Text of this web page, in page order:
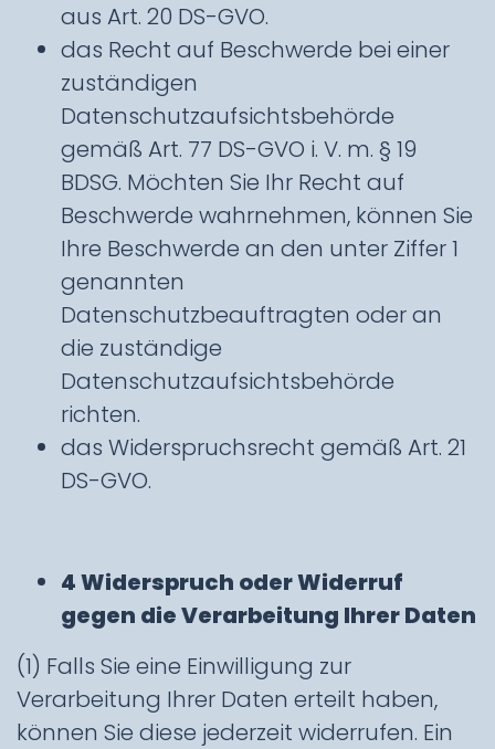
aus Art. 20 DS-GVO.
das Recht auf Beschwerde bei einer
zuständigen
Datenschutzaufsichtsbehörde
gemäß Art. 77 DS-GVO i. V. m. § 19
BDSG. Möchten Sie Ihr Recht auf
Beschwerde wahrnehmen, können Sie
Ihre Beschwerde an den unter Ziffer 1
genannten
Datenschutzbeauftragten oder an
die zuständige
Datenschutzaufsichtsbehörde
richten.
das Widerspruchsrecht gemäß Art. 21
DS-GVO.
4 Widerspruch oder Widerruf
gegen die Verarbeitung Ihrer Daten
(1) Falls Sie eine Einwilligung zur
Verarbeitung Ihrer Daten erteilt haben,
können Sie diese jederzeit widerrufen. Ein